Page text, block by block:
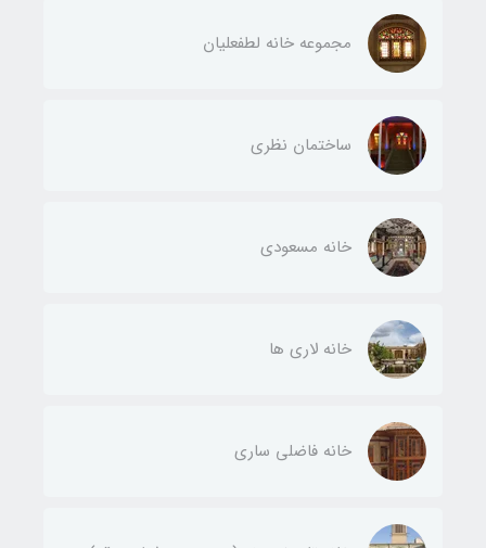
مجموعه خانه لطفعليان
ساختمان نظری
خانه مسعودی
خانه لاری ها
خانه فاضلی ساری